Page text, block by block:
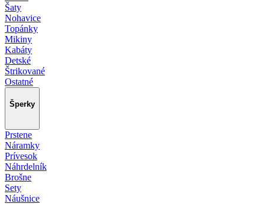
Šaty
Nohavice
Topánky
Mikiny
Kabáty
Detské
Štrikované
Ostatné
Šperky
Prstene
Náramky
Prívesok
Náhrdelník
Brošne
Sety
Náušnice